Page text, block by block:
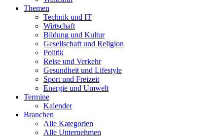
Themen
Technik und IT
Wirtschaft
Bildung und Kultur
Gesellschaft und Religion
Politik
Reise und Verkehr
Gesundheit und Lifestyle
Sport und Freizeit
Energie und Umwelt
Termine
Kalender
Branchen
Alle Kategorien
Alle Unternehmen